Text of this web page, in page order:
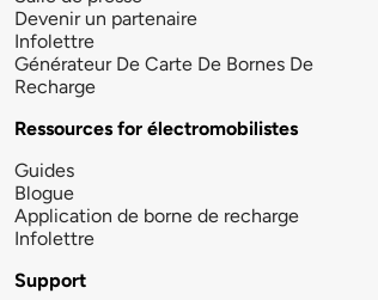
Devenir un partenaire
Infolettre
Générateur De Carte De Bornes De
Recharge
Ressources for électromobilistes
Guides
Blogue
Application de borne de recharge
Infolettre
Support